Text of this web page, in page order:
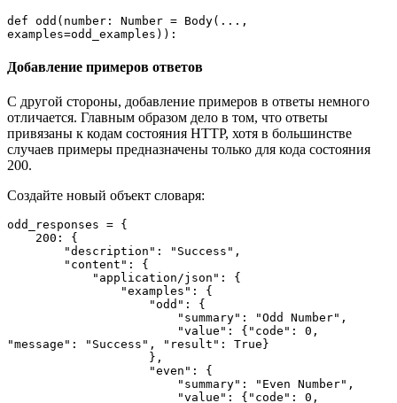
def odd(number: Number = Body(...,
examples=odd_examples)):
Добавление примеров ответов
С другой стороны, добавление примеров в ответы немного
отличается. Главным образом дело в том, что ответы
привязаны к кодам состояния HTTP, хотя в большинстве
случаев примеры предназначены только для кода состояния
200.
Создайте новый объект словаря:
odd_responses = {
    200: {
        "description": "Success",
        "content": {
            "application/json": {
                "examples": {
                    "odd": {
                        "summary": "Odd Number",
"message": "Success", "result": True}
                    },
                    "even": {
                        "summary": "Even Number",